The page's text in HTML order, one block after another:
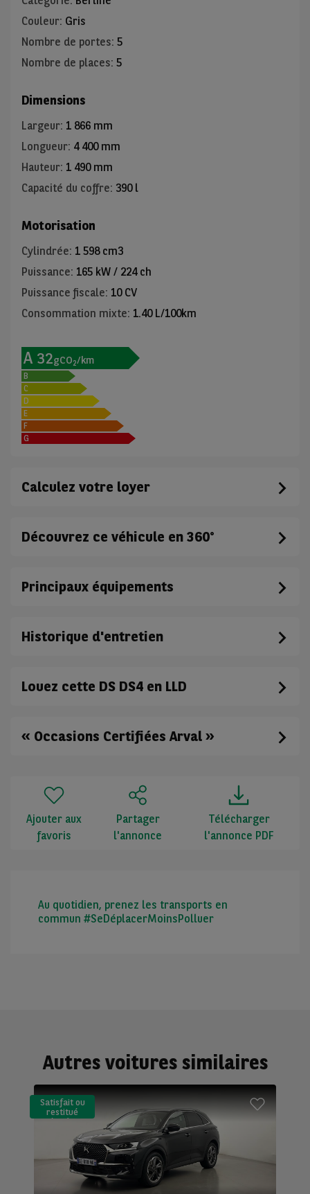
Couleur: Gris
Nombre de portes: 5
Nombre de places: 5
Dimensions
Largeur: 1 866 mm
Longueur: 4 400 mm
Hauteur: 1 490 mm
Capacité du coffre: 390 l
Motorisation
Cylindrée: 1 598 cm3
Puissance: 165 kW / 224 ch
Puissance fiscale: 10 CV
Consommation mixte: 1.40 L/100km
A 32gCO2/km
B
C
D
E
F
G
Calculez votre loyer
Découvrez ce véhicule en 360°
Principaux équipements
Historique d'entretien
Louez cette DS DS4 en LLD
« Occasions Certifiées Arval »
Ajouter aux
favoris
Partager
l'annonce
Télécharger
l'annonce PDF
Au quotidien, prenez les transports en
commun #SeDéplacerMoinsPolluer
Autres voitures similaires
Satisfait ou
restitué
(LLD)*